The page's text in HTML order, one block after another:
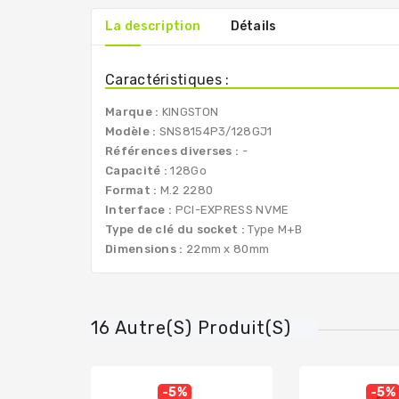
La description Détails
Caractéristiques :
Marque : KINGSTON
Modèle : SNS8154P3/128GJ1
Références diverses : -
Capacité : 128Go
Format : M.2 2280
Interface : PCI-EXPRESS NVME
Type de clé du socket : Type M+B
Dimensions : 22mm x 80mm
16 Autre(s) Produit(s)
-5% -5%